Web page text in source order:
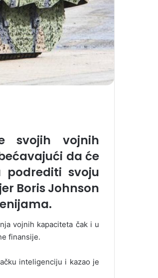
svojih vojnih
da će
podrediti svoju
Boris Johnson
vojnih kapaciteta čak i u
finansije.
inteligenciju i kazao je